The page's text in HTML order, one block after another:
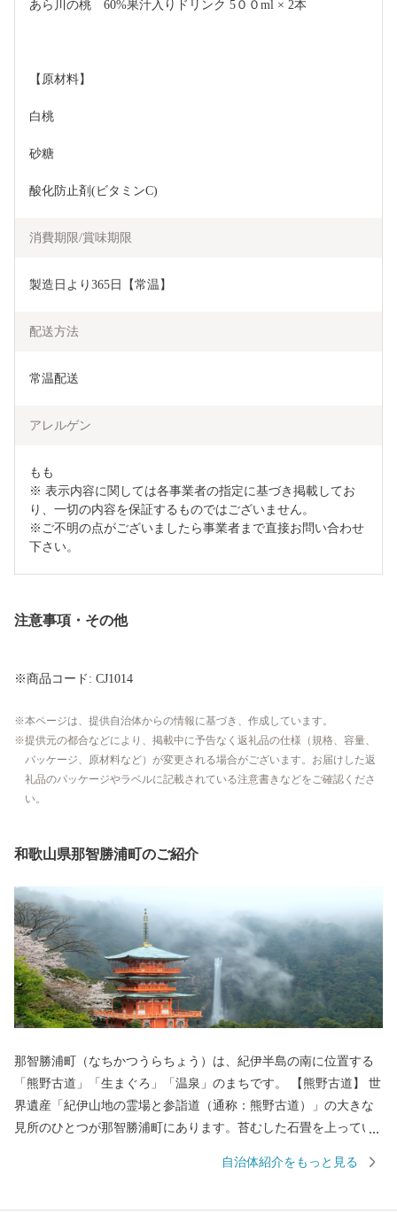
あら川の桃　60%果汁入りドリンク 5００ml × 2本
【原材料】
白桃
砂糖
酸化防止剤(ビタミンC)
消費期限/賞味期限
製造日より365日【常温】
配送方法
常温配送
アレルゲン
もも
※ 表示内容に関しては各事業者の指定に基づき掲載してお
り、一切の内容を保証するものではございません。
※ご不明の点がございましたら事業者まで直接お問い合わせ
下さい。
注意事項・その他
※商品コード: CJ1014
本ページは、提供自治体からの情報に基づき、作成しています。
提供元の都合などにより、掲載中に予告なく返礼品の仕様（規格、容量、
パッケージ、原材料など）が変更される場合がございます。お届けした返
礼品のパッケージやラベルに記載されている注意書きなどをご確認くださ
い。
和歌山県那智勝浦町のご紹介
那智勝浦町（なちかつうらちょう）は、紀伊半島の南に位置する
「熊野古道」「生まぐろ」「温泉」のまちです。 【熊野古道】 世
界遺産「紀伊山地の霊場と参詣道（通称：熊野古道）」の大きな
見所のひとつが那智勝浦町にあります。苔むした石畳を上ってい
札所である「那智山青岸渡寺」、そして日本一の落差133mを誇る
自治体紹介をもっと見る